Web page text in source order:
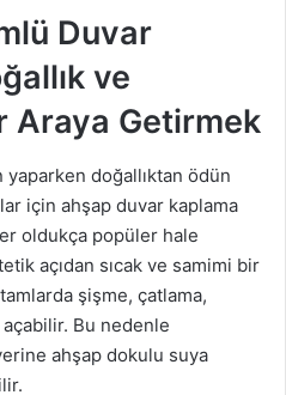
Duvar
ve
Araya Getirmek
doğallıktan ödün
için ahşap duvar kaplama
oldukça popüler hale
açıdan sıcak ve samimi bir
şişme, çatlama,
Bu nedenle
ahşap dokulu suya